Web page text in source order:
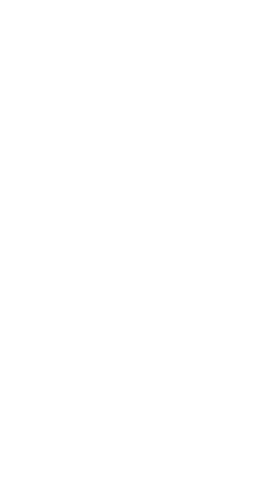
o